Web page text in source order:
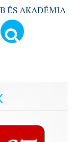
ÉS AKADÉMIA